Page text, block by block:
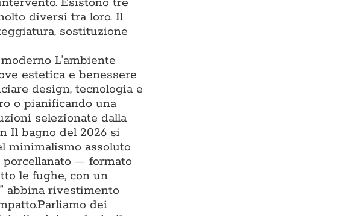
diversi tra loro. Il
sostituzione
L’ambiente
estetica e benessere
design, tecnologia e
o pianificando una
selezionate dalla
Il bagno del 2026 si
minimalismo assoluto
porcellanato — formato
le fughe, con un
abbina rivestimento
dei